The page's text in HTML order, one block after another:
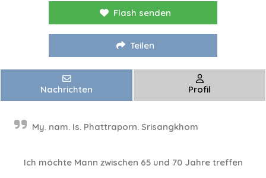
Flash senden
Teilen
Nachrichten Profil
My. nam. Is. Phattraporn. Srisangkhom
Ich möchte Mann zwischen 65 und 70 Jahre treffen